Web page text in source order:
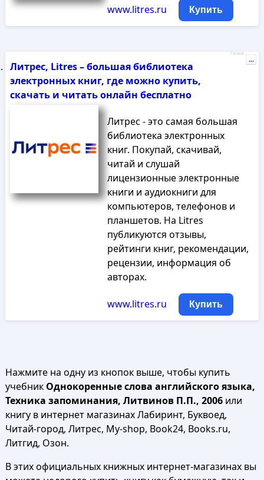
www.litres.ru Купить
Литрес, Litres – большая библиотека
электронных книг, где можно купить,
скачать и читать онлайн бесплатно
Литрес - это самая большая
библиотека электронных
книг. Покупай, скачивай,
читай и слушай
лицензионные электронные
книги и аудиокниги для
компьютеров, телефонов и
планшетов. На Litres
публикуются отзывы,
рейтинги книг, рекомендации,
рецензии, информация об
авторах.
www.litres.ru Купить
Реклама
...
Нажмите на одну из кнопок выше, чтобы купить
учебник Однокоренные слова английского языка,
Техника запоминания, Литвинов П.П., 2006или
книгу в интернет магазинах Лабиринт, Буквоед,
Читай-город, Литрес, My-shop, Book24, Books.ru,
Литгид, Озон.
В этих официальных книжных интернет-магазинах вы